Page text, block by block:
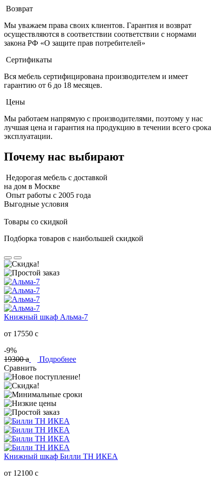
Возврат
Мы уважаем права своих клиентов. Гарантия и возврат
осуществляются в соответствии соответствии с нормами
закона РФ «О защите прав потребителей»
Сертификаты
Вся мебель сертифицирована производителем и имеет
гарантию от 6 до 18 месяцев.
Цены
Мы работаем напрямую с производителями, поэтому у нас
лучшая цена и гарантия на продукцию в течении всего срока
эксплуатации.
Почему нас выбирают
Недорогая мебель с доставкой
на дом в Москве
Опыт работы с 2005 года
Выгодные условия
Товары со скидкой
Подборка товаров с наибольшей скидкой
Книжный шкаф Альма-7
от 17550 c
-9%
19300a
Подробнее
Сравнить
Книжный шкаф Билли ТН ИКЕА
от 12100 c